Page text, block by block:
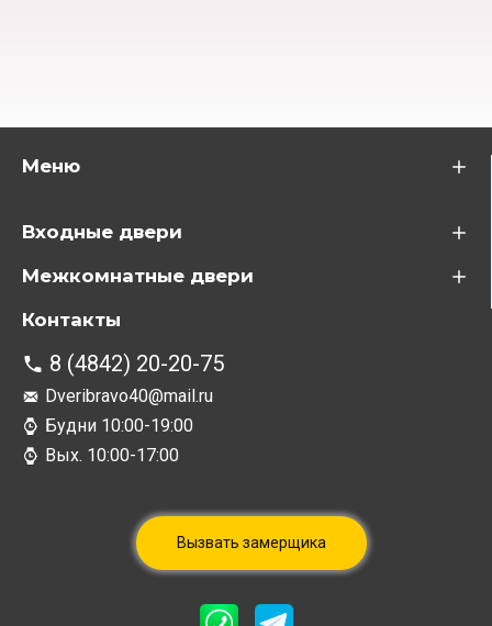
Меню
Входные двери
Межкомнатные двери
Контакты
8 (4842) 20-20-75
Dveribravo40@mail.ru
Будни 10:00-19:00
Вых. 10:00-17:00
Вызвать замерщика